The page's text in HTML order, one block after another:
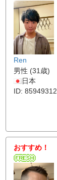
Ren
男性 (31歳)
日本
ID: 85949312
おすすめ！